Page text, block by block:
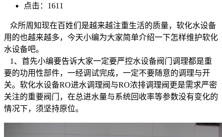
点击：1611
众所周知现在百姓们是越来越注重生活的质量，软化水设备
用的也越来越多，今天小编为大家简单介绍一下怎样维护软化
水设备吧。
1、首先小编要告诉大家一定要严控水设备阀门调理都是重
要的功用性部件，一经调试完成，一定不要随意的调理与开
关。软化水设备RO进水调理阀与RO浓排调理阀更是需求严密
关注的重要阀门，在总进水量与系统回收率等参数没有变化的
情况下，须坚持原位。